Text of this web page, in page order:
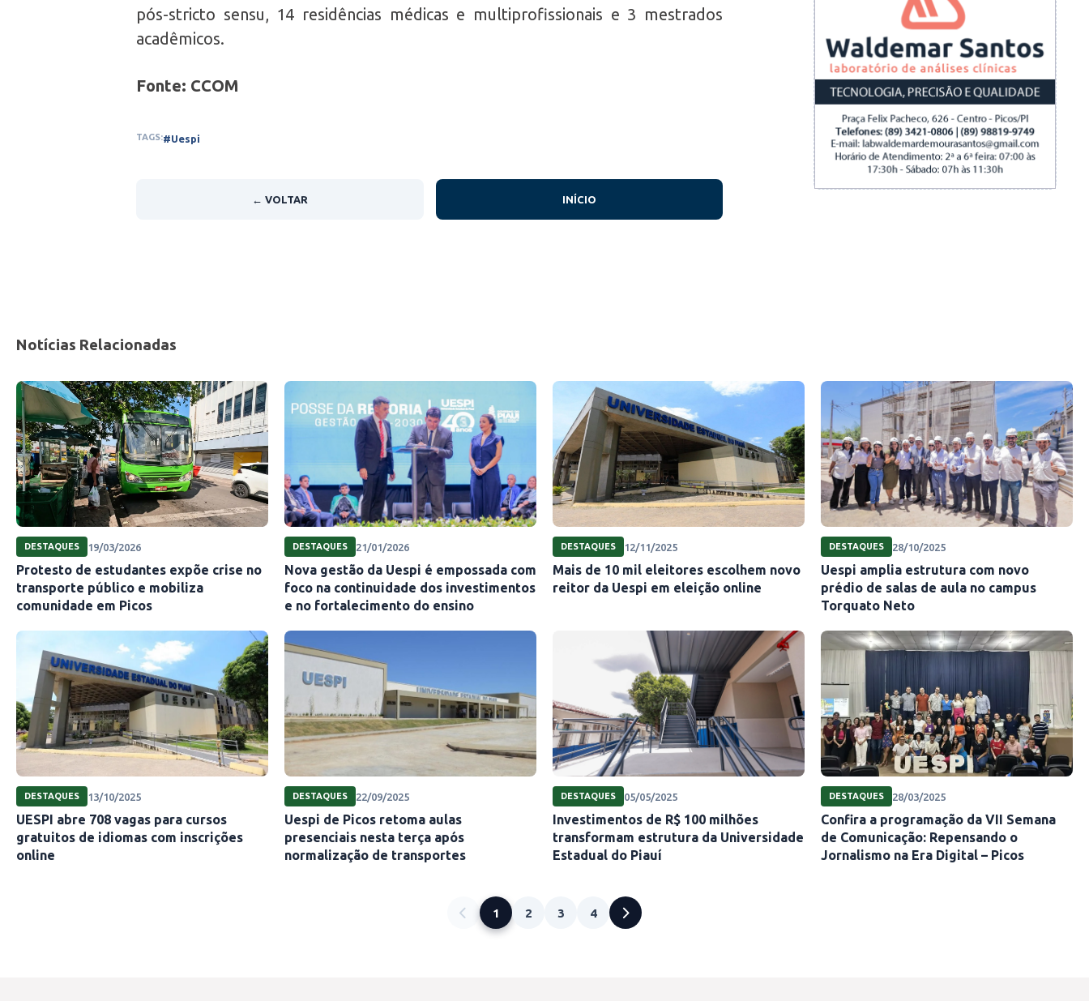
pós-stricto sensu, 14 residências médicas e multiprofissionais e 3 mestrados
acadêmicos.
Fonte: CCOM
TAGS:#Uespi
← VOLTAR INÍCIO
Notícias Relacionadas
DESTAQUES 19/03/2026
Protesto de estudantes expõe crise no
transporte público e mobiliza
comunidade em Picos
DESTAQUES 21/01/2026
Nova gestão da Uespi é empossada com
foco na continuidade dos investimentos
e no fortalecimento do ensino
DESTAQUES 12/11/2025
Mais de 10 mil eleitores escolhem novo
reitor da Uespi em eleição online
DESTAQUES 28/10/2025
Uespi amplia estrutura com novo
prédio de salas de aula no campus
Torquato Neto
DESTAQUES 13/10/2025
UESPI abre 708 vagas para cursos
gratuitos de idiomas com inscrições
online
DESTAQUES 22/09/2025
Uespi de Picos retoma aulas
presenciais nesta terça após
normalização de transportes
DESTAQUES 05/05/2025
Investimentos de R$ 100 milhões
transformam estrutura da Universidade
Estadual do Piauí
DESTAQUES 28/03/2025
Confira a programação da VII Semana
de Comunicação: Repensando o
Jornalismo na Era Digital – Picos
1 2 3 4